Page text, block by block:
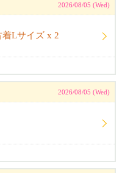
2026/08/05 (Wed)
Lサイズ x 2
2026/08/05 (Wed)